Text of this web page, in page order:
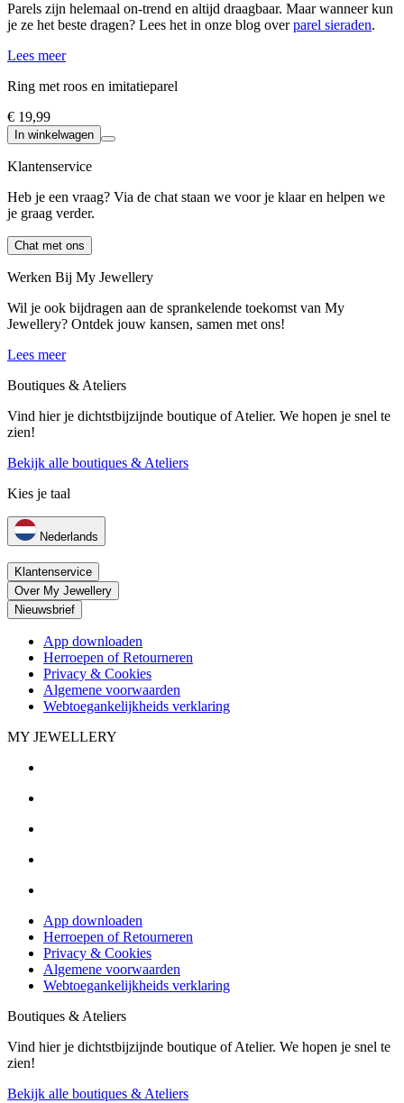
Parels zijn helemaal on-trend en altijd draagbaar. Maar wanneer kun
je ze het beste dragen? Lees het in onze blog overparel sieraden.
Lees meer
Ring met roos en imitatieparel
€ 19,99
In winkelwagen
Klantenservice
Heb je een vraag? Via de chat staan we voor je klaar en helpen we
je graag verder.
Chat met ons
Werken Bij My Jewellery
Wil je ook bijdragen aan de sprankelende toekomst van My
Jewellery? Ontdek jouw kansen, samen met ons!
Lees meer
Boutiques & Ateliers
Vind hier je dichtstbijzijnde boutique of Atelier. We hopen je snel te
zien!
Bekijk alle boutiques & Ateliers
Kies je taal
Nederlands
Klantenservice
Over My Jewellery
Nieuwsbrief
App downloaden
Herroepen of Retourneren
Privacy & Cookies
Algemene voorwaarden
Webtoegankelijkheids verklaring
MY JEWELLERY
App downloaden
Herroepen of Retourneren
Privacy & Cookies
Algemene voorwaarden
Webtoegankelijkheids verklaring
Boutiques & Ateliers
Vind hier je dichtstbijzijnde boutique of Atelier. We hopen je snel te
zien!
Bekijk alle boutiques & Ateliers